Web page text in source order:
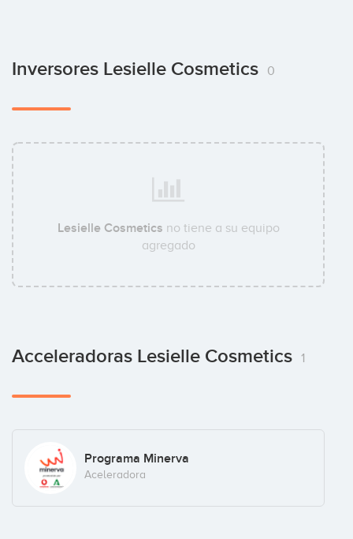
Inversores Lesielle Cosmetics 0
Lesielle Cosmetics no tiene a su equipo
agregado
Acceleradoras Lesielle Cosmetics 1
Programa Minerva
Aceleradora